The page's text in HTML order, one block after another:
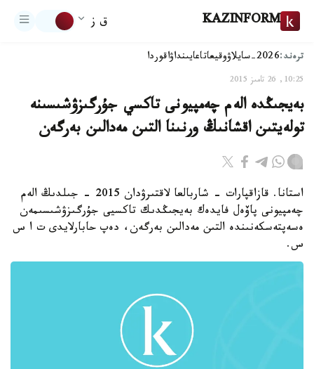
KAZINFORM ق ز
ترەند:2026-سايلاۋ وقيعاتاعايىنداۋاقوردا
10:25, 26 تامىز 2015
بەيجىڭدە الەم چەمپيونى تاكسي جۇرگىزۋشىسىنە
تولەيتىن اقشانىڭ ورنىنا التىن مەدالىن بەرگەن
استانا. قازاقپارات - شاربالعا لاقتىرۋدان 2015 - جىلدىڭ الەم
چەمپيونى پاۆەل فايدەك بەيجىڭدىك تاكسيى جۇرگىزۋشىسىمەن
ەسەپتەسكەنىندە التىن مەدالىن بەرگەن، دەپ حابارلايدى ت ا س
س.